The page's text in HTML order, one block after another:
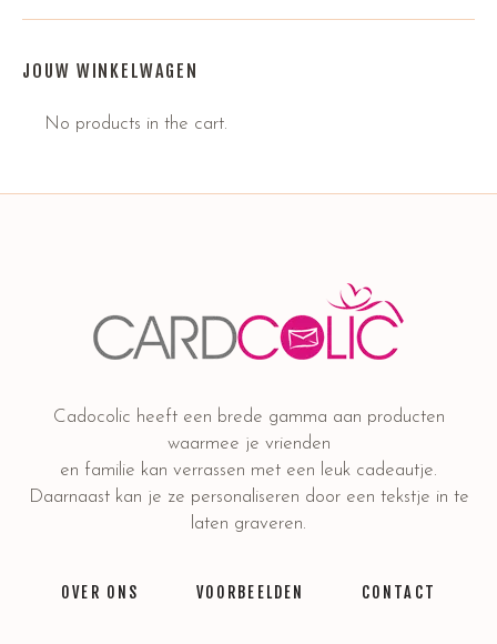
JOUW WINKELWAGEN
No products in the cart.
Cadocolic heeft een brede gamma aan producten
waarmee je vrienden
en familie kan verrassen met een leuk cadeautje.
Daarnaast kan je ze personaliseren door een tekstje in te
laten graveren.
OVER ONS VOORBEELDEN CONTACT